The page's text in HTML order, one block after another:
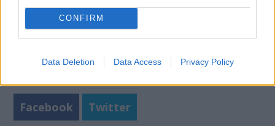
CONFIRM
Data Deletion Data Access Privacy Policy
Facebook
Twitter